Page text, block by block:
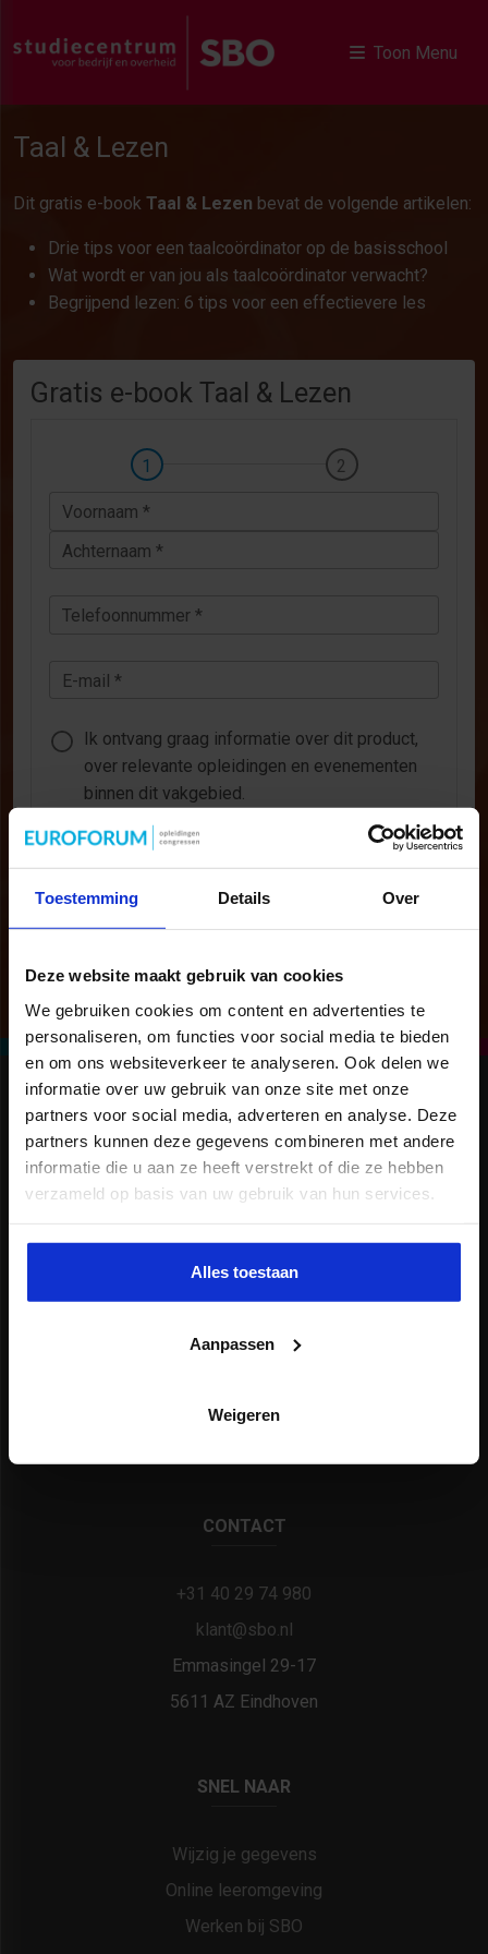
Toestemming Details Over
Deze website maakt gebruik van cookies
We gebruiken cookies om content en advertenties te
personaliseren, om functies voor social media te bieden
en om ons websiteverkeer te analyseren. Ook delen we
informatie over uw gebruik van onze site met onze
partners voor social media, adverteren en analyse. Deze
partners kunnen deze gegevens combineren met andere
informatie die u aan ze heeft verstrekt of die ze hebben
verzameld op basis van uw gebruik van hun services.
Alles toestaan
Aanpassen
Weigeren
Toon Menu
Taal & Lezen
Dit gratis e-book Taal & Lezen bevat de volgende artikelen:
Drie tips voor een taalcoördinator op de basisschool
Wat wordt er van jou als taalcoördinator verwacht?
Begrijpend lezen: 6 tips voor een effectievere les
Gratis e-book Taal & Lezen
Voornaam *
Achternaam *
Telefoonnummer *
E-mail *
Ik ontvang graag informatie over dit product,
over relevante opleidingen en evenementen
binnen dit vakgebied.
Ik wil geen aanvullende informatie ontvangen.
X
CONTACT
+31 40 29 74 980
klant@sbo.nl
Emmasingel 29-17
5611 AZ Eindhoven
SNEL NAAR
Wijzig je gegevens
Online leeromgeving
Werken bij SBO